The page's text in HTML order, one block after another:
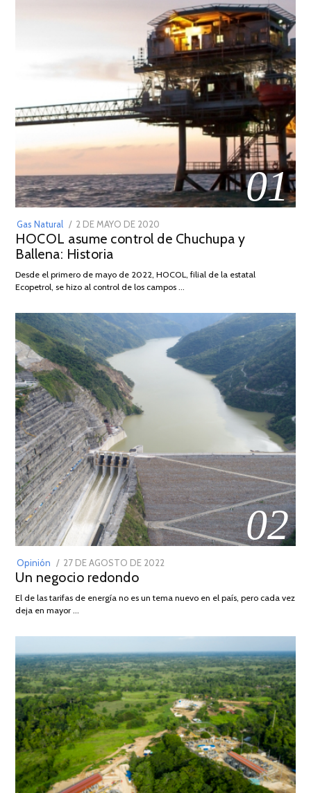
01
Gas Natural
POSTED
ON
2 DE MAYO DE 2020
DE
2026
HOCOL asume control de Chuchupa y
Ballena: Historia
Desde el primero de mayo de 2022, HOCOL, filial de la estatal
Ecopetrol, se hizo al control de los campos …
02
Opinión
POSTED
ON
27 DE AGOSTO DE 2022
DE
Un negocio redondo
El de las tarifas de energía no es un tema nuevo en el país, pero cada vez
deja en mayor …